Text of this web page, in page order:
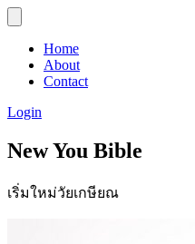
Home
About
Contact
Login
New You Bible
เริ่มใหม่วัยเกษียณ